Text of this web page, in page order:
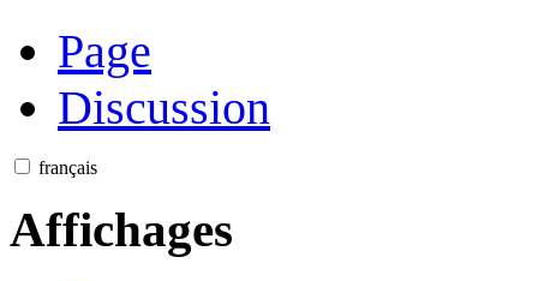
Page
Discussion
français
Affichages